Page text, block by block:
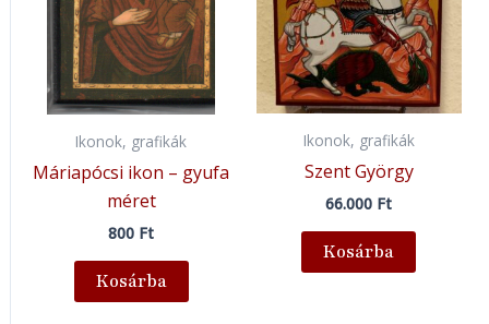
Ikonok, grafikák
Máriapócsi ikon – gyufa
méret
800 Ft
Kosárba
Ikonok, grafikák
Szent György
66.000 Ft
Kosárba